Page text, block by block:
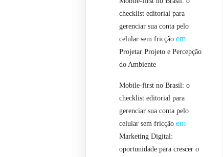
checklist editorial para
gerenciar sua conta pelo
celular sem fricção em
Projetar Projeto e Percepção
do Ambiente
Mobile-first no Brasil: o
checklist editorial para
gerenciar sua conta pelo
celular sem fricção em
Marketing Digital:
oportunidade para crescer o